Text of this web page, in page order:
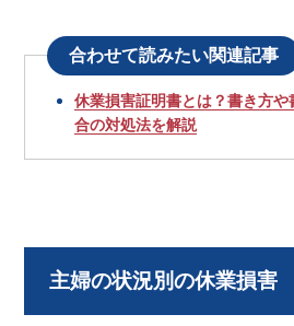
合わせて読みたい関連記事
休業損害証明書とは？書き方
合の対処法を解説
主婦の状況別の休業損害